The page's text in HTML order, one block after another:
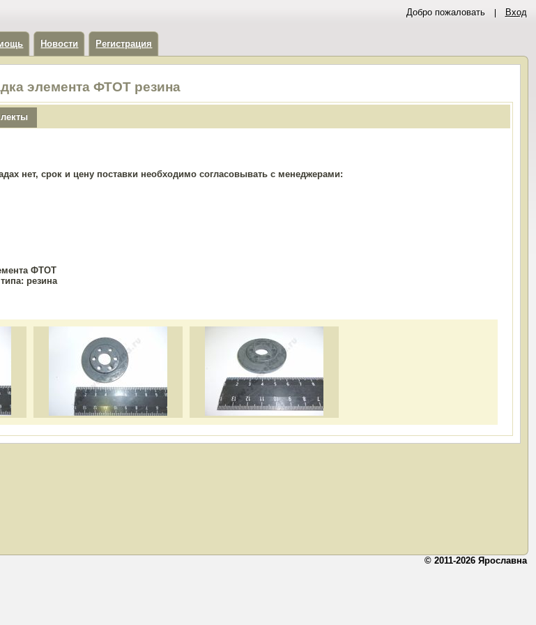
Добро пожаловать Вход
Новости Регистрация
элемента ФТОТ резина
нет, срок и цену поставки необходимо согласовывать с менеджерами:
ФТОТ
резина
© 2011-2026 Ярославна